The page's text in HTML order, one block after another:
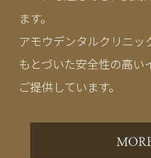
ます。
アモウデンタルクリニッ
もとづいた安全性の高い
ご提供しています。